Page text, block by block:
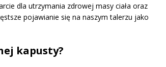
dla utrzymania zdrowej masy ciała oraz
pojawianie się na naszym talerzu jako
kapusty?